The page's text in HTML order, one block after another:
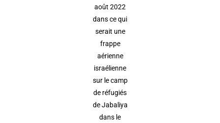
août 2022
dans ce qui
serait une
frappe
aérienne
israélienne
sur le camp
de réfugiés
de Jabaliya
dans le